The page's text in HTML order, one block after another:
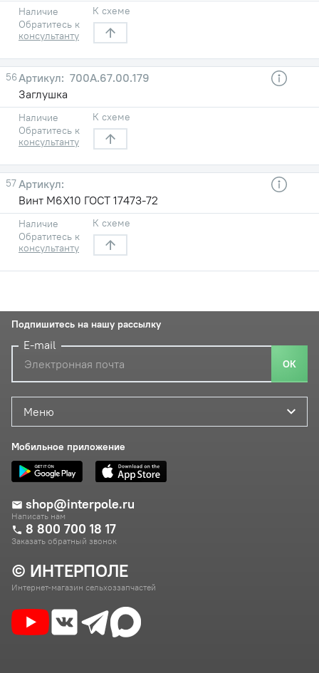
Наличие
Обратитесь к
консультанту
К схеме
56
700А.67.00.179
Заглушка
Наличие
Обратитесь к
консультанту
К схеме
57
Винт М6Х10 ГОСТ 17473-72
Наличие
Обратитесь к
консультанту
К схеме
© ИНТЕРПОЛЕ
Интернет-магазин сельхоззапчастей
Меню
Мобильное приложение
shop@interpole.ru
Написать нам
8 800 700 18 17
Заказать обратный звонок
Подпишитесь на нашу рассылку
E-mail
ОК